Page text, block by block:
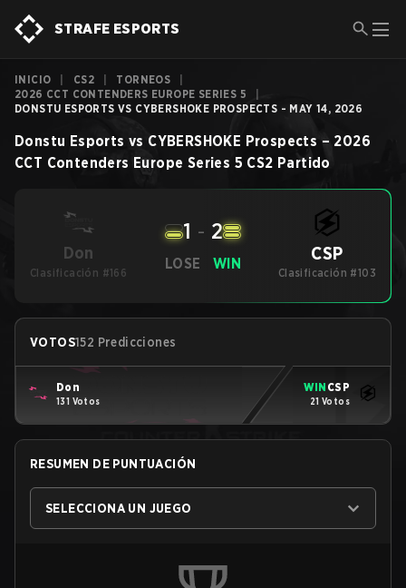
STRAFE ESPORTS
INICIO CS2 TORNEOS
2026 CCT CONTENDERS EUROPE SERIES 5
DONSTU ESPORTS VS CYBERSHOKE PROSPECTS - MAY 14, 2026
Donstu Esports vs CYBERSHOKE Prospects – 2026
CCT Contenders Europe Series 5 CS2 Partido
Don
Clasificación #166
LOSE
1 - 2
WIN CSP
Clasificación #103
VOTOS152 Predicciones
Don
131 Votos
WIN CSP
21 Votos
RESUMEN DE PUNTUACIÓN
SELECCIONA UN JUEGO